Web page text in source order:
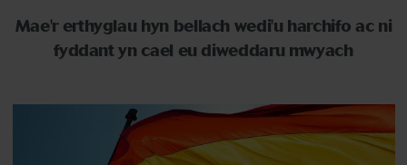
Mae'r erthyglau hyn bellach wedi'u harchifo ac ni
fyddant yn cael eu diweddaru mwyach